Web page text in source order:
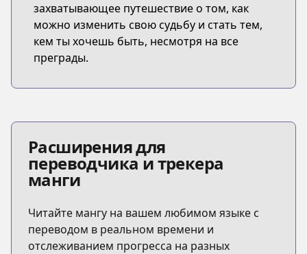
захватывающее путешествие о том, как
можно изменить свою судьбу и стать тем,
кем ты хочешь быть, несмотря на все
преграды.
Расширения для
переводчика и трекера
манги
Читайте мангу на вашем любимом языке с
переводом в реальном времени и
отслеживанием прогресса на разных